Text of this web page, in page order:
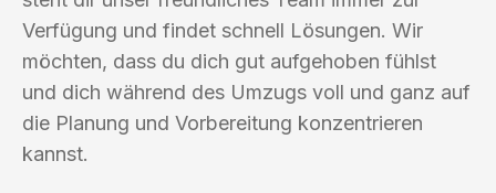
Verfügung und findet schnell Lösungen. Wir
möchten, dass du dich gut aufgehoben fühlst
und dich während des Umzugs voll und ganz auf
die Planung und Vorbereitung konzentrieren
kannst.